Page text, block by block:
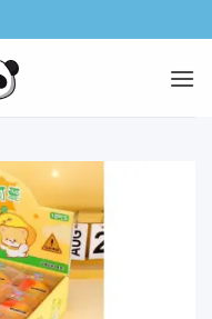
to
content